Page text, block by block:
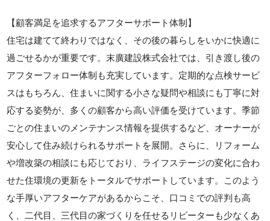
【顧客満足を追求するアフターサポート体制】
住宅は建てて終わりではなく、その後の暮らしをいかに快適に
過ごせるかが重要です。末廣建設株式会社では、引き渡し後の
アフターフォロー体制も充実しています。定期的な点検サービ
スはもちろん、住まいに関する小さな疑問や相談にも丁寧に対
応する姿勢が、多くの顧客から高い評価を受けています。季節
ごとの住まいのメンテナンス情報を提供するなど、オーナーが
安心して住み続けられるサポートを展開。さらに、リフォーム
や増改築の相談にも応じており、ライフステージの変化に合わ
せた住環境の更新をトータルでサポートしています。このよう
な手厚いアフターケアがあるからこそ、口コミでの評判も高
く、二代目、三代目の家づくりを任せるリピーターも少なくあ